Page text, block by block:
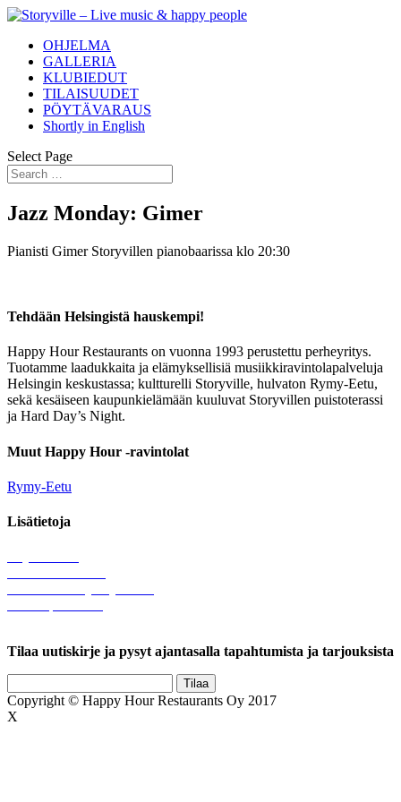
OHJELMA
GALLERIA
KLUBIEDUT
TILAISUUDET
PÖYTÄVARAUS
Shortly in English
Select Page
Jazz Monday: Gimer
Pianisti Gimer Storyvillen pianobaarissa klo 20:30
Tehdään Helsingistä hauskempi!
Happy Hour Restaurants on vuonna 1993 perustettu perheyritys.
Tuotamme laadukkaita ja elämyksellisiä musiikkiravintolapalveluja
Helsingin keskustassa; kultturelli Storyville, hulvaton Rymy-Eetu,
sekä kesäiseen kaupunkielämään kuuluvat Storyvillen puistoterassi
ja Hard Day’s Night.
Muut Happy Hour -ravintolat
Rymy-Eetu
Lisätietoja
Tilaa uutiskirje ja pysyt ajantasalla tapahtumista ja tarjouksista
Copyright © Happy Hour Restaurants Oy 2017
X